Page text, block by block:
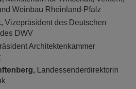
Weinbau Rheinland-Pfalz
Vizepräsident des Deutschen
DWV
Architektenkammer
Landessenderdirektorin